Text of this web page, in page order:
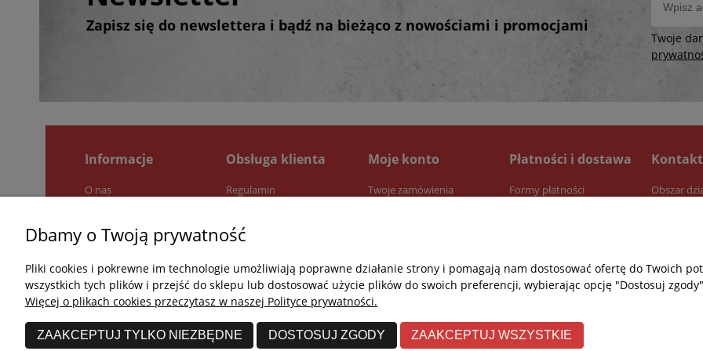
Zapisz się do newslettera i bądź na bieżąco z nowościami i promocjami
Twoje
Informacje
O nas
Jak kupować?
Obsługa klienta
Regulamin
Polityka prywatności
Moje konto
Twoje zamówienia
Płatności i dostawa
Formy płatności
Kontakt
Obszar
Dbamy o Twoją prywatność
Pliki cookies i pokrewne im technologie umożliwiają poprawne działanie strony i pomagają nam dostosować ofertę do Twoich
wszystkich tych plików i przejść do sklepu lub dostosować użycie plików do swoich preferencji, wybierając opcję "Dostosuj
Więcej o plikach cookies przeczytasz w naszej Polityce prywatności.
ZAAKCEPTUJ TYLKO NIEZBĘDNE DOSTOSUJ ZGODY ZAAKCEPTUJ WSZYSTKIE